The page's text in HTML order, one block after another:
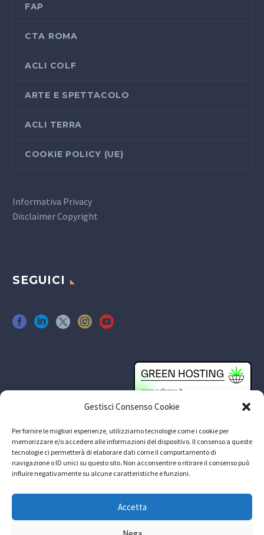
Gestisci Consenso Cookie
Per fornire le migliori esperienze, utilizziamo tecnologie come i cookie per
memorizzare e/o accedere alle informazioni del dispositivo. Il consenso a queste
tecnologie ci permetterà di elaborare dati come il comportamento di
navigazione o ID unici su questo sito. Non acconsentire o ritirare il consenso può
influire negativamente su alcune caratteristiche e funzioni.
Accetta
FAP
CTA ROMA
ACLI COLF
ARTE E SPETTACOLO
ACLI TERRA
COOKIE POLICY (UE)
Informativa Privacy
Disclaimer Copyright
SEGUICI